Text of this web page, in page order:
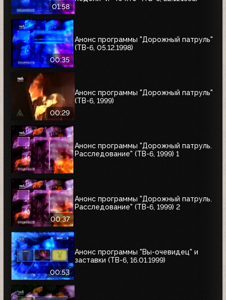
01:58
00:35
Анонс программы "Дорожный патруль"
(ТВ-6, 05.12.1998)
00:29
Анонс программы "Дорожный патруль"
(ТВ-6, 1999)
Анонс программы "Дорожный патруль.
Расследование" (ТВ-6, 1999) 1
00:37
Анонс программы "Дорожный патруль.
Расследование" (ТВ-6, 1999) 2
00:53
Анонс программы "Вы-очевидец" и
заставки (ТВ-6, 16.01.1999)